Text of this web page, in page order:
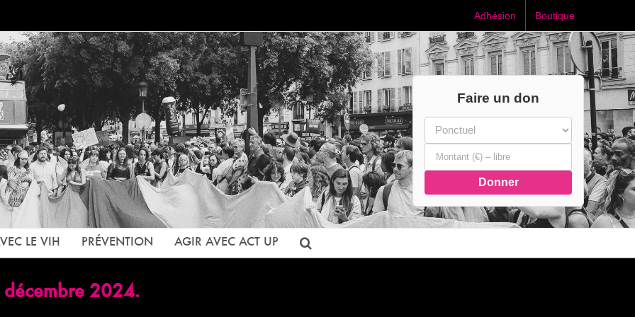
Adhésion Boutique
Faire un don
Donner
LE VIH PRÉVENTION AGIR AVEC ACT UP
décembre 2024.